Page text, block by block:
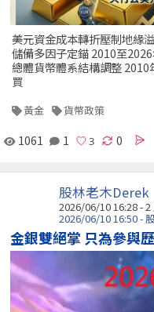
美元資金成本轉折壓制地緣
儲備多因子定錨 2010至
總體貨幣體系結構調整
買
黃金 貨幣政策
1061 1 0
股林老木Derek
2026/06/10 16:28 - 2
2026/06/10 16:50 -
金銀雙絕掌 只為參與